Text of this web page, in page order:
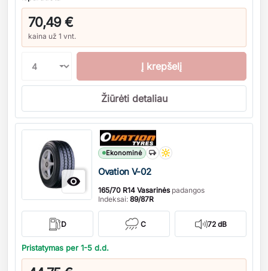
70,49 €
kaina už 1 vnt.
Į krepšelį
Žiūrėti detaliau

Ekonominė
Ovation V-02
165/70 R14 Vasarinėspadangos
Indeksai: 89/87R
D C 72 dB
Pristatymas per 1-5 d.d.
Kiekis